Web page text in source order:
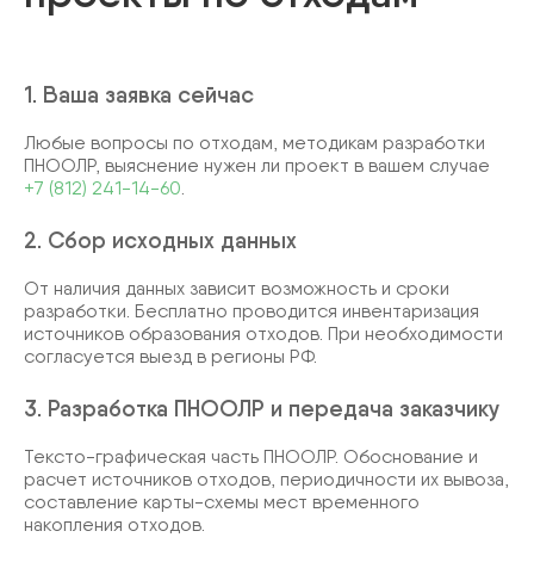
1. Ваша заявка сейчас
Любые вопросы по отходам, методикам разработки
ПНООЛР, выяснение нужен ли проект в вашем случае
+7 (812) 241-14-60.
2. Сбор исходных данных
От наличия данных зависит возможность и сроки
разработки. Бесплатно проводится инвентаризация
источников образования отходов. При необходимости
согласуется выезд в регионы РФ.
3. Разработка ПНООЛР и передача заказчику
Тексто-графическая часть ПНООЛР. Обоснование и
расчет источников отходов, периодичности их вывоза,
составление карты-схемы мест временного
накопления отходов.